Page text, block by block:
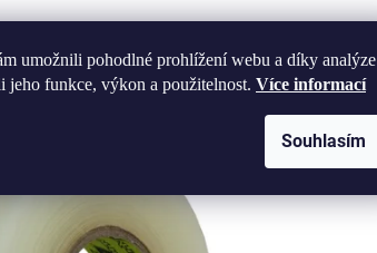
umožnili pohodlné prohlížení webu a díky analýze
jeho funkce, výkon a použitelnost. Více informací
Souhlasím
produkty
36749